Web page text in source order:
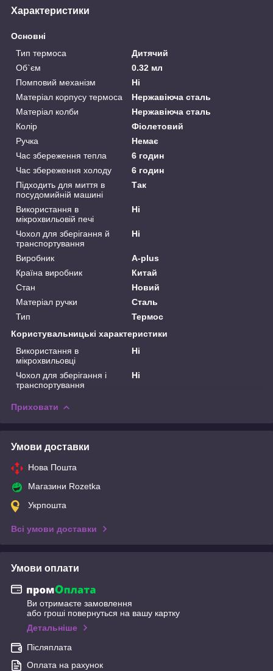
Характеристики
Основні
Тип термоса
Дитячий
Об`єм
0.32 мл
Помповий механізм
Ні
Матеріал корпусу термоса
Нержавіюча сталь
Матеріал колби
Нержавіюча сталь
Колір
Фіолетовий
Ручка
Немає
Час збереження тепла
6 годин
Час збереження холоду
6 годин
Підходить для миття в
посудомийній машині
Так
Використання в
мікрохвильовій печі
Ні
Чохол для зберігання й
транспортування
Ні
Виробник
A-plus
Країна виробник
Китай
Стан
Новий
Матеріал ручки
Сталь
Тип
Термос
Користувальницькі характеристики
Використання в
мікрохвильовці
Ні
Чохол для зберігання і
транспортування
Ні
Приховати
Умови доставки
Нова Пошта
Магазини Rozetka
Укрпошта
Всі умови доставки
Умови оплати
Ви отримаєте замовлення
або гроші повернуться на вашу картку
Детальніше
Післяплата
Оплата на рахунок